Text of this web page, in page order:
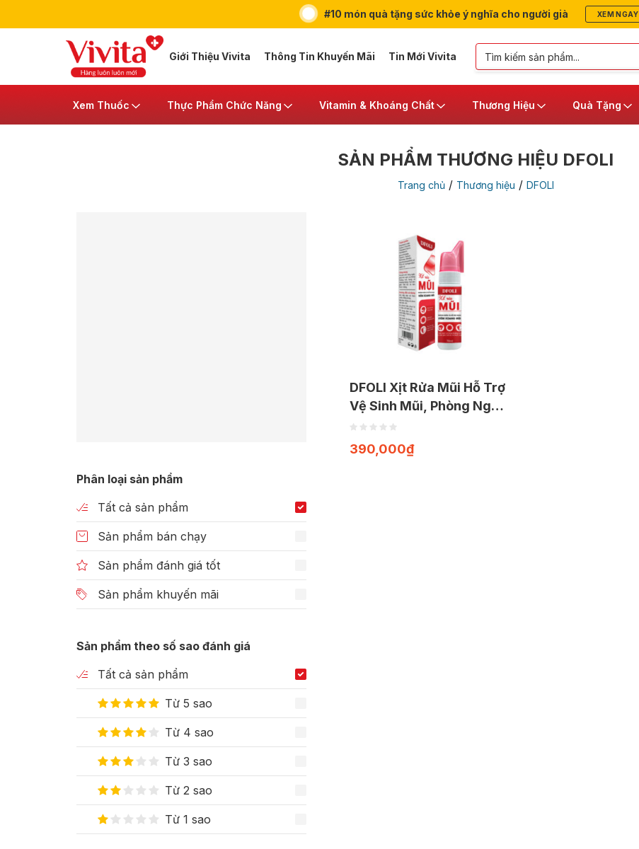
#10 món quà tặng sức khỏe ý nghĩa cho người già XEM NGAY
Giới Thiệu Vivita Thông Tin Khuyến Mãi Tin Mới Vivita
Xem Thuốc Thực Phẩm Chức Năng Vitamin & Khoáng Chất Thương Hiệu Quà Tặng
SẢN PHẨM THƯƠNG HIỆU DFOLI
Trang chủ/ Thương hiệu / DFOLI
Phân loại sản phẩm
Tất cả sản phẩm
Sản phẩm bán chạy
Sản phẩm đánh giá tốt
Sản phẩm khuyến mãi
Sản phẩm theo số sao đánh giá
Tất cả sản phẩm
Từ 5 sao
Từ 4 sao
Từ 3 sao
Từ 2 sao
Từ 1 sao
DFOLI Xịt Rửa Mũi Hỗ Trợ
Vệ Sinh Mũi, Phòng Ngừa
Viêm Xoang, Sổ Mũi,
Nghẹt Mũi Lọ Xịt 70ml
390,000₫